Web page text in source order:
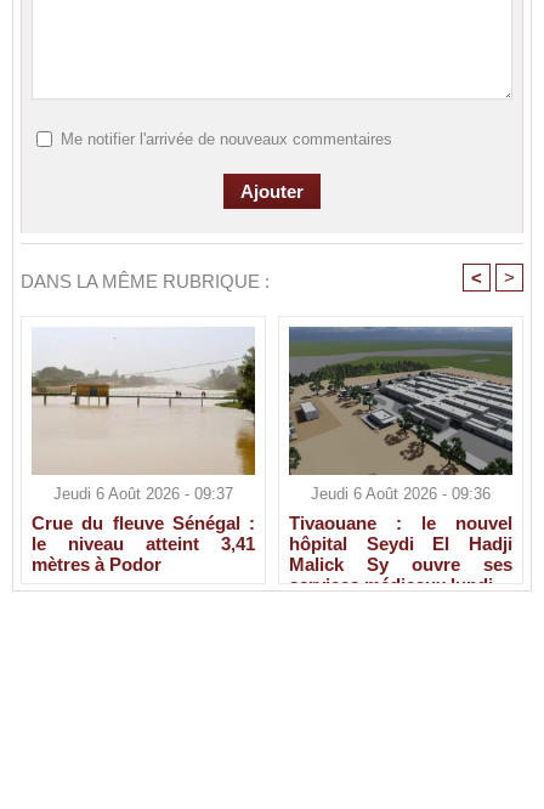
Me notifier l'arrivée de nouveaux commentaires
DANS LA MÊME RUBRIQUE : < >
Jeudi 6 Août 2026 - 09:37
Crue du fleuve Sénégal :
le niveau atteint 3,41
mètres à Podor
Jeudi 6 Août 2026 - 09:36
Tivaouane : le nouvel
hôpital Seydi El Hadji
Malick Sy ouvre ses
services médicaux lundi